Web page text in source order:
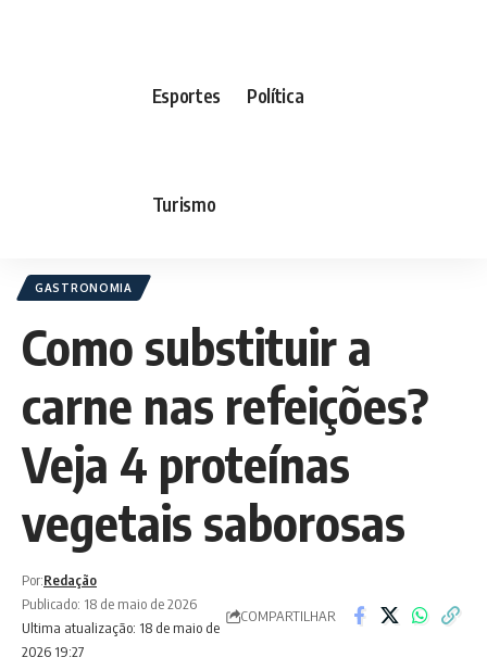
Esportes Política
Turismo
GASTRONOMIA
Como substituir a
carne nas refeições?
Veja 4 proteínas
vegetais saborosas
Ultima atualização: 18 de maio de
2026 19:27
Por:Redação
Publicado: 18 de maio de 2026
COMPARTILHAR